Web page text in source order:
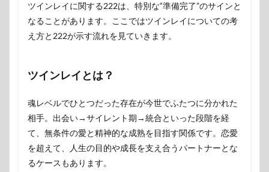
ツインレイに関する222は、特別な“準備完了”のサインと
なることがあります。ここではツインレイについての考
え方と222が示す流れを見ていきます。
ツインレイとは？
魂レベルでひとつだった存在が今世でふたつに分かれた
相手。出会い→サイレント期→統合といった段階を経
て、無条件の愛と精神的な成熟を目指す関係です。恋愛
を超えて、人生の目的や成長を支え合うパートナーとな
るケースもあります。